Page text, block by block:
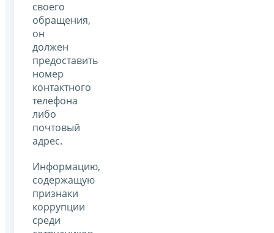
своего
обращения,
он
должен
предоставить
номер
контактного
телефона
либо
почтовый
адрес.
Информацию,
содержащую
признаки
коррупции
среди